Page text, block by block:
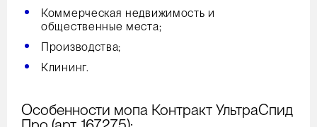
Коммерческая недвижимость и
общественные места;
Производства;
Клининг.
Особенности мопа Контракт УльтраСпид